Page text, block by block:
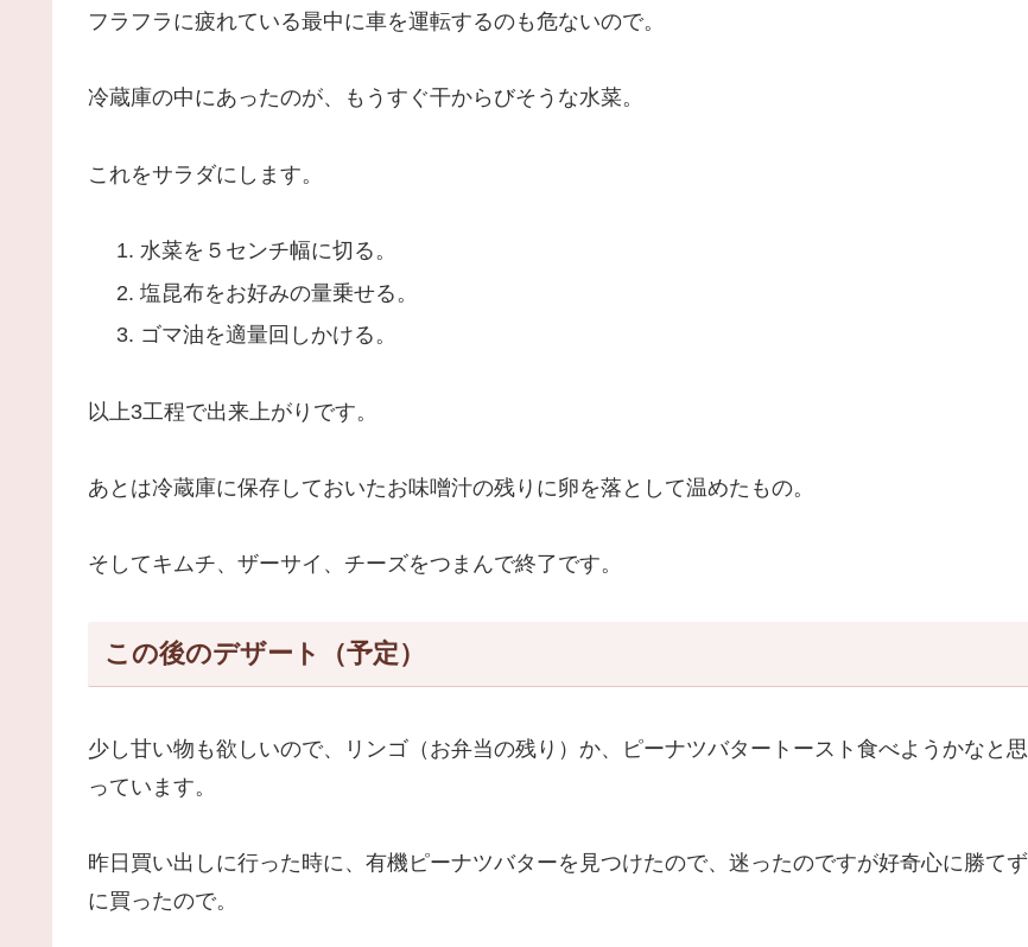
フラフラに疲れている最中に車を運転するのも危ないので。
冷蔵庫の中にあったのが、もうすぐ干からびそうな水菜。
これをサラダにします。
水菜を５センチ幅に切る。
塩昆布をお好みの量乗せる。
ゴマ油を適量回しかける。
以上3工程で出来上がりです。
あとは冷蔵庫に保存しておいたお味噌汁の残りに卵を落として温めたもの。
そしてキムチ、ザーサイ、チーズをつまんで終了です。
この後のデザート（予定）
少し甘い物も欲しいので、リンゴ（お弁当の残り）か、ピーナツバタートースト食べようかなと思
っています。
昨日買い出しに行った時に、有機ピーナツバターを見つけたので、迷ったのですが好奇心に勝てず
に買ったので。